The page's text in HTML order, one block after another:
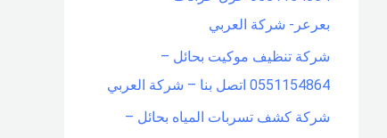
بعرعر- شركة العربي
شركة تنظيف موكيت بحائل –
0551154864 اتصل بنا – شركة العربي
شركة كشف تسربات المياه بحائل –